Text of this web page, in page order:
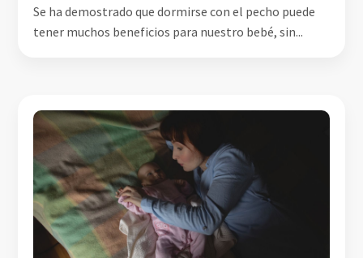
Se ha demostrado que dormirse con el pecho puede
tener muchos beneficios para nuestro bebé, sin...